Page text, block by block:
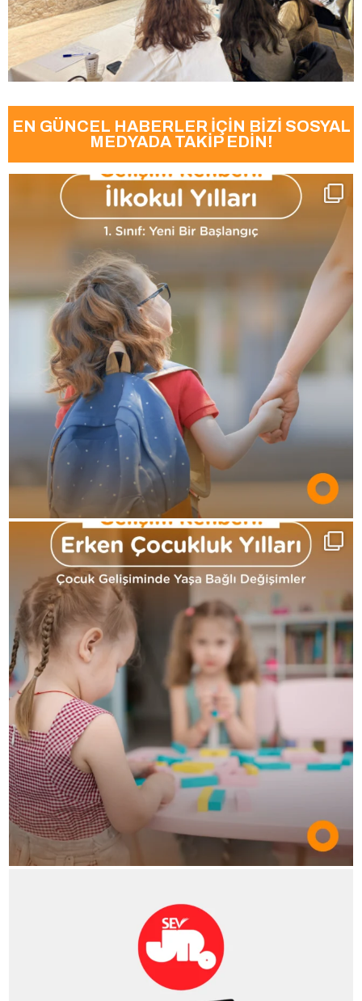
EN GÜNCEL HABERLER İÇİN BİZİ SOSYAL
MEDYADA TAKİP EDİN!